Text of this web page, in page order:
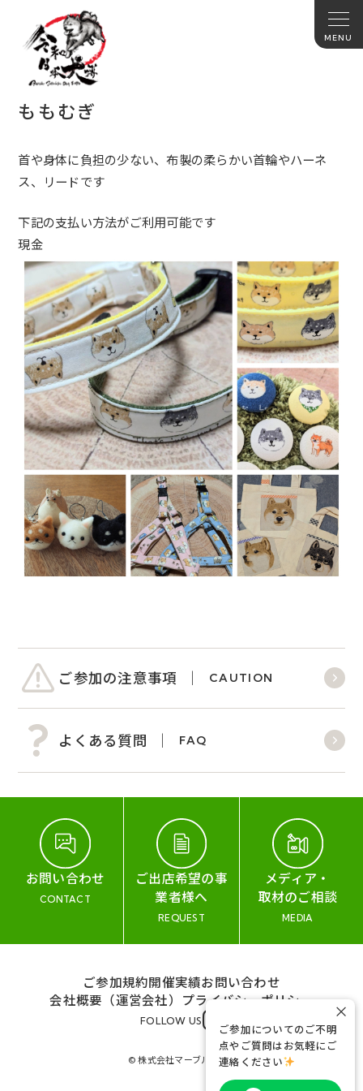
ももむぎ
首や身体に負担の少ない、布製の柔らかい首輪やハーネ
ス、リードです
下記の支払い方法がご利用可能です
現金
ご参加の注意事項 CAUTION
よくある質問 FAQ
お問い合わせ
CONTACT
ご出店希望の事
業者様へ
REQUEST
メディア・
取材のご相談
MEDIA
ご参加規約開催実績お問い合わせ
会社概要（運営会社） プライバシーポリシー
FOLLOW US
© 株式会社マーブル&コー
ご参加についてのご不明
点やご質問はお気軽にご
連絡ください
×